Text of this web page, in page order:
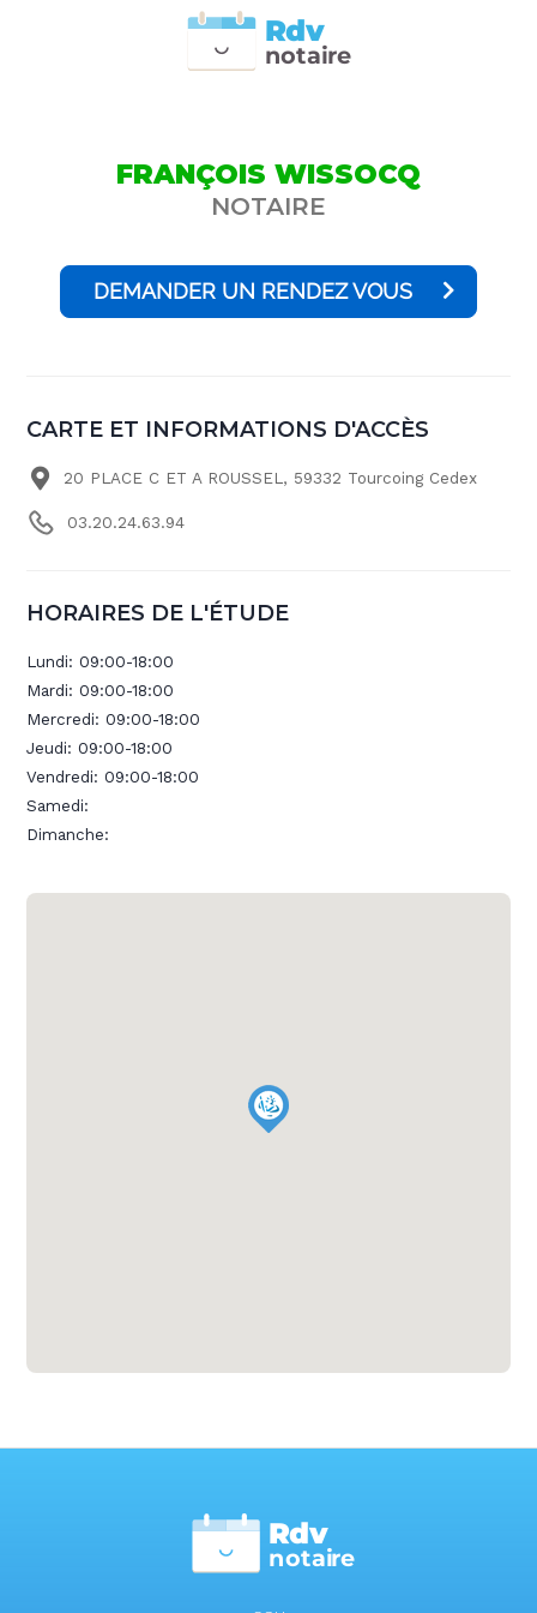
notaire
Rdv
FRANÇOIS WISSOCQ
NOTAIRE
DEMANDER UN RENDEZ VOUS
CARTE ET INFORMATIONS D'ACCÈS
20 PLACE C ET A ROUSSEL, 59332 Tourcoing Cedex
03.20.24.63.94
HORAIRES DE L'ÉTUDE
Lundi:09:00-18:00
Mardi:09:00-18:00
Mercredi:09:00-18:00
Jeudi:09:00-18:00
Vendredi:09:00-18:00
Samedi:
Dimanche:
notaire
Rdv